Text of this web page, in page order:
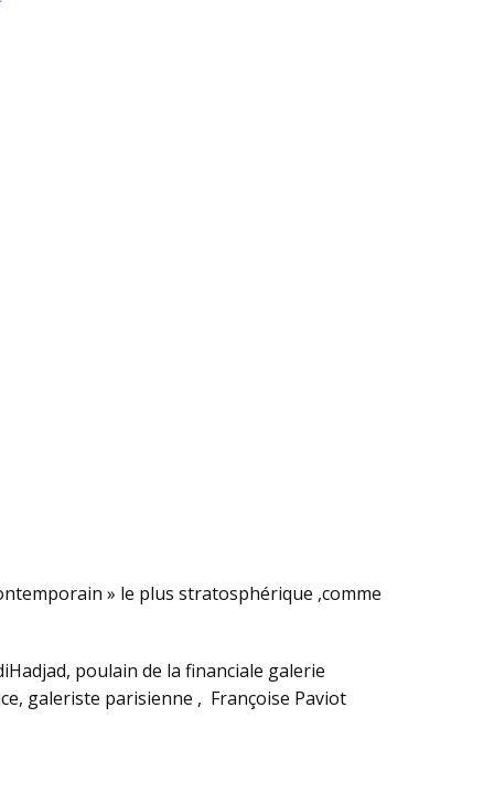
» le plus stratosphérique ,comme
poulain de la financiale galerie
galeriste parisienne , Françoise Paviot